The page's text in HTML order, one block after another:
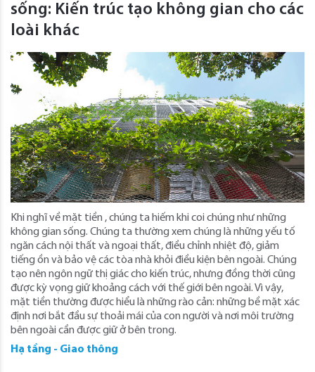
sống: Kiến trúc tạo không gian cho các
loài khác
Khi nghĩ về mặt tiền , chúng ta hiếm khi coi chúng như những
không gian sống. Chúng ta thường xem chúng là những yếu tố
ngăn cách nội thất và ngoại thất, điều chỉnh nhiệt độ, giảm
tiếng ồn và bảo vệ các tòa nhà khỏi điều kiện bên ngoài. Chúng
tạo nên ngôn ngữ thị giác cho kiến ​​trúc, nhưng đồng thời cũng
được kỳ vọng giữ khoảng cách với thế giới bên ngoài. Vì vậy,
mặt tiền thường được hiểu là những rào cản: những bề mặt xác
định nơi bắt đầu sự thoải mái của con người và nơi môi trường
bên ngoài cần được giữ ở bên trong.
Hạ tầng - Giao thông